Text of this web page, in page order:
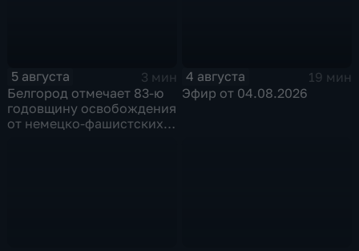
5 августа
3 мин
Белгород отмечает 83-ю
годовщину освобождения
от немецко-фашистских
4 августа
19 мин
Эфир от 04.08.2026